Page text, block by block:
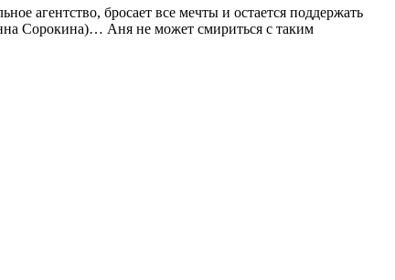
агентство, бросает все мечты и остается поддержать
Сорокина)… Аня не может смириться с таким